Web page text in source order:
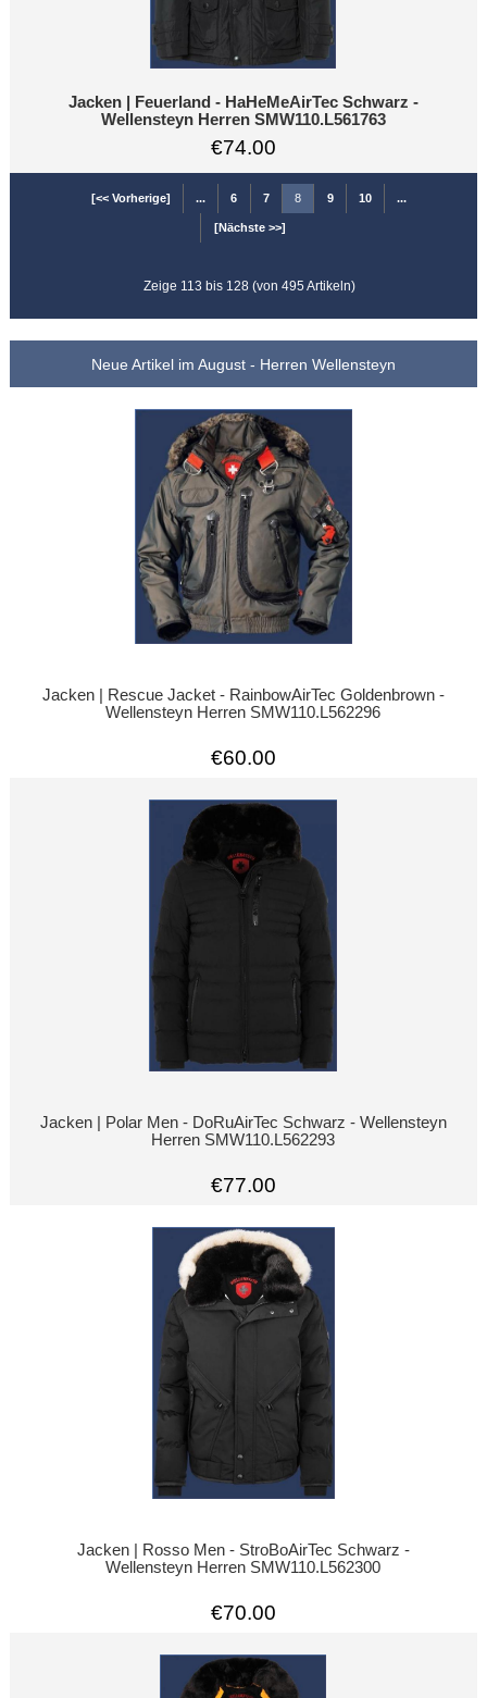
Jacken | Feuerland - HaHeMeAirTec Schwarz -
Wellensteyn Herren SMW110.L561763
€74.00
[<< Vorherige] ... 6 7 8 9 10 ...
[Nächste >>]
Zeige 113 bis 128 (von 495 Artikeln)
Neue Artikel im August - Herren Wellensteyn
Jacken | Rescue Jacket - RainbowAirTec Goldenbrown -
Wellensteyn Herren SMW110.L562296
€60.00
Jacken | Polar Men - DoRuAirTec Schwarz - Wellensteyn
Herren SMW110.L562293
€77.00
Jacken | Rosso Men - StroBoAirTec Schwarz -
Wellensteyn Herren SMW110.L562300
€70.00